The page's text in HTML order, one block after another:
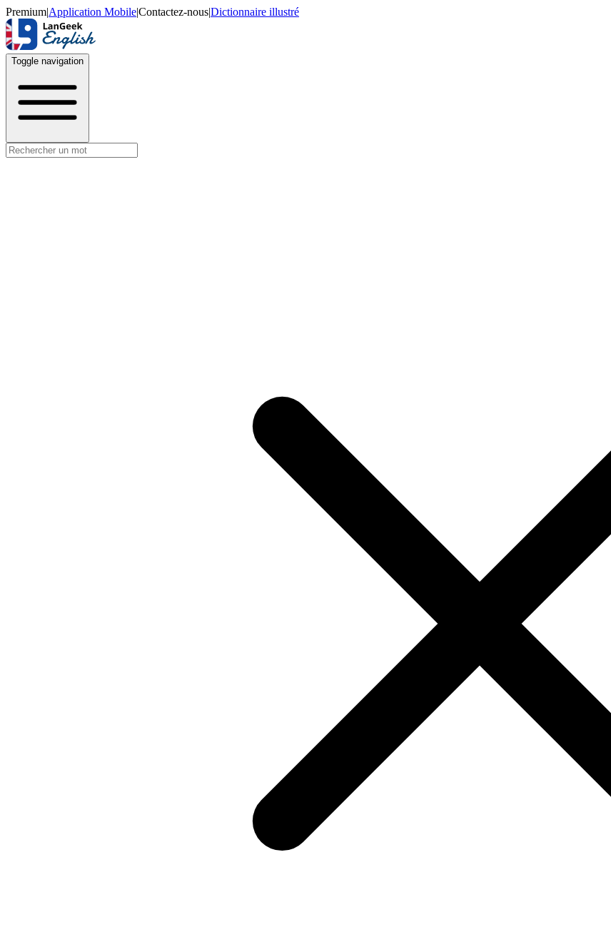
Premium|Application Mobile|Contactez-nous|Dictionnaire illustré
Toggle navigation